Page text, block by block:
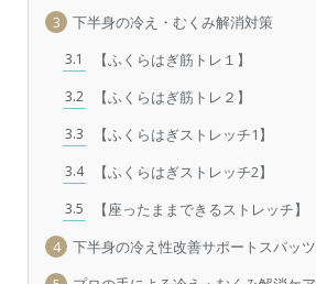
3
下半身の冷え・むくみ解消対策
3.1 【ふくらはぎ筋トレ１】
3.2 【ふくらはぎ筋トレ２】
3.3 【ふくらはぎストレッチ1】
3.4 【ふくらはぎストレッチ2】
3.5
【座ったままできるストレッチ】
4
下半身の冷え性改善サポートスパッツ